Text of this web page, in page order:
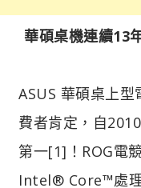
華碩桌機連續13
ASUS 華碩桌上
費者肯定，自
第一[1]！ROG電
Intel® Core™處理